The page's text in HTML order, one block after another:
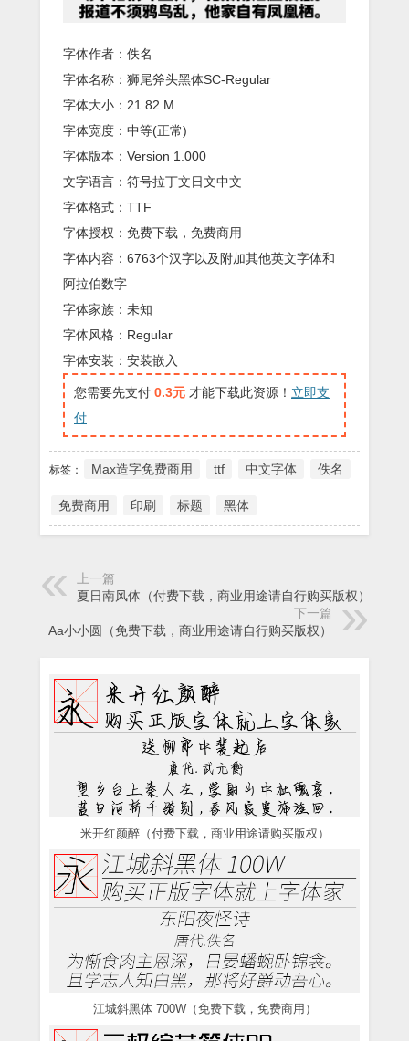
字体作者：佚名
字体名称：狮尾斧头黑体SC-Regular
字体大小：21.82 M
字体宽度：中等(正常)
字体版本：Version 1.000
文字语言：符号拉丁文日文中文
字体格式：TTF
字体授权：免费下载，免费商用
字体内容：6763个汉字以及附加其他英文字体和
阿拉伯数字
字体家族：未知
字体风格：Regular
字体安装：安装嵌入
您需要先支付 0.3元 才能下载此资源！ 立即支
付
标签： Max造字免费商用 ttf 中文字体 佚名
免费商用 印刷 标题 黑体
上一篇
夏日南风体（付费下载，商业用途请自行购买版权）
下一篇
Aa小小圆（免费下载，商业用途请自行购买版权）
米开红颜醉（付费下载，商业用途请购买版权）
江城斜黑体 700W（免费下载，免费商用）